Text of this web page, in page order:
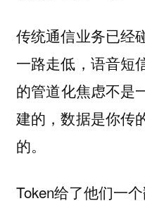
传统通信业务已经
一路走低，语音短
的管道化焦虑不
建的，数据是你传
的。
Token给了他们一个